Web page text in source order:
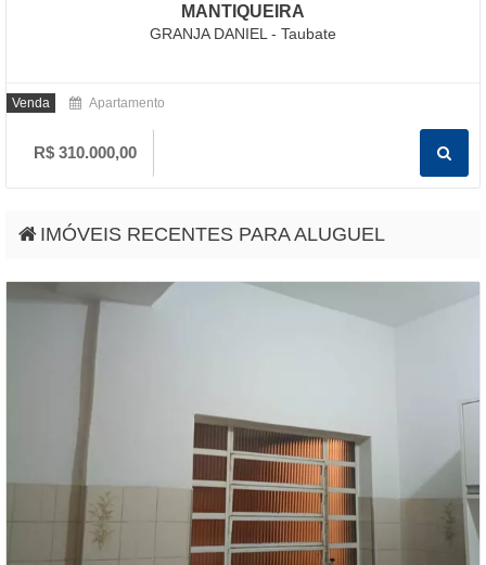
MANTIQUEIRA
GRANJA DANIEL - Taubate
Venda Apartamento
R$ 310.000,00
IMÓVEIS RECENTES PARA ALUGUEL